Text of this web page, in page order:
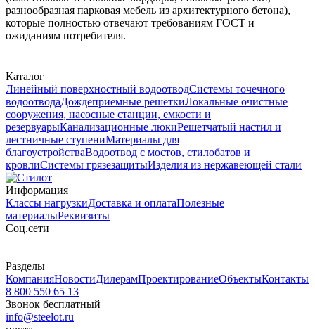
разнообразная парковая мебель из архитектурного бетона),
которые полностью отвечают требованиям ГОСТ и
ожиданиям потребителя.
Каталог
Линейный поверхностный водоотводСистемы точечного
водоотводаДождеприемные решеткиЛокальные очистные
сооружения, насосные станции, емкости и
резервуарыКанализационные люкиРешетчатый настил и
лестничные ступениМатериалы для
благоустройстваВодоотвод с мостов, стилобатов и
кровлиСистемы грязезащитыИзделия из нержавеющей стали
Информация
Классы нагрузкиДоставка и оплатаПолезные
материалыРеквизиты
Cоц.сети
Разделы
КомпанияНовостиДилерамПроектированиеОбъектыКонтакты
8 800 550 65 13
Звонок бесплатный
info@steelot.ru